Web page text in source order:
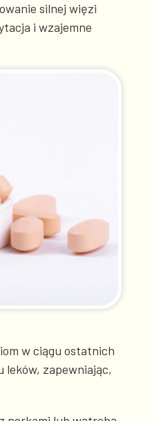
silnej więzi
i wzajemne
w ciągu ostatnich
leków, zapewniając,